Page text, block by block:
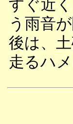
すぐ近
う雨音
後は、
走るハ